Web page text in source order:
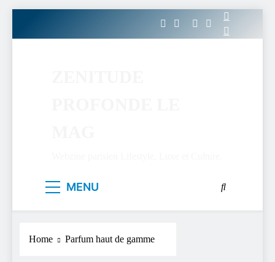
MENU
Home Parfum haut de gamme